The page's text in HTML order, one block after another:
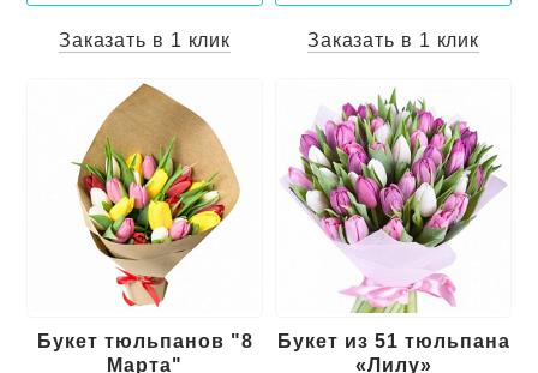
Заказать в 1 клик Заказать в 1 клик
Букет тюльпанов "8
Марта"
Букет из 51 тюльпана
«Лилу»